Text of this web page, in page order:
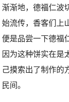
渐渐地，德福仁波
始流传，香客们上
便是品尝一下德福
因为这种饼实在是
己摸索出了制作的
民间。